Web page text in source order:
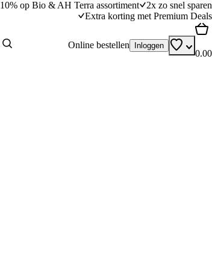
10% op Bio & AH Terra assortiment
2x zo snel sparen
Extra korting met Premium Deals
Online bestellen Inloggen
0.00